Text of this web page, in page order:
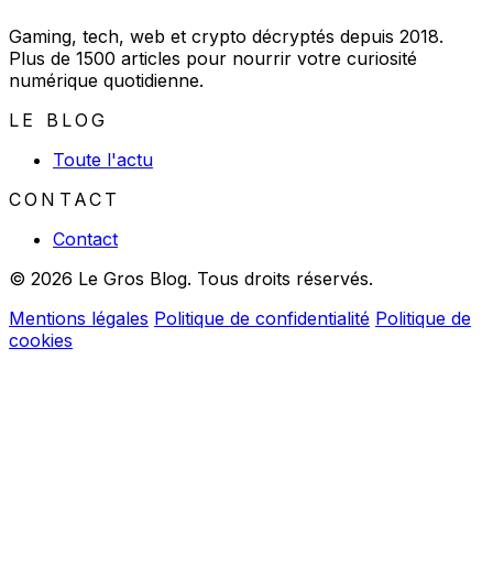
Gaming, tech, web et crypto décryptés depuis 2018.
Plus de 1500 articles pour nourrir votre curiosité
numérique quotidienne.
LE BLOG
Toute l'actu
CONTACT
Contact
© 2026 Le Gros Blog. Tous droits réservés.
Mentions légales Politique de confidentialité Politique de
cookies